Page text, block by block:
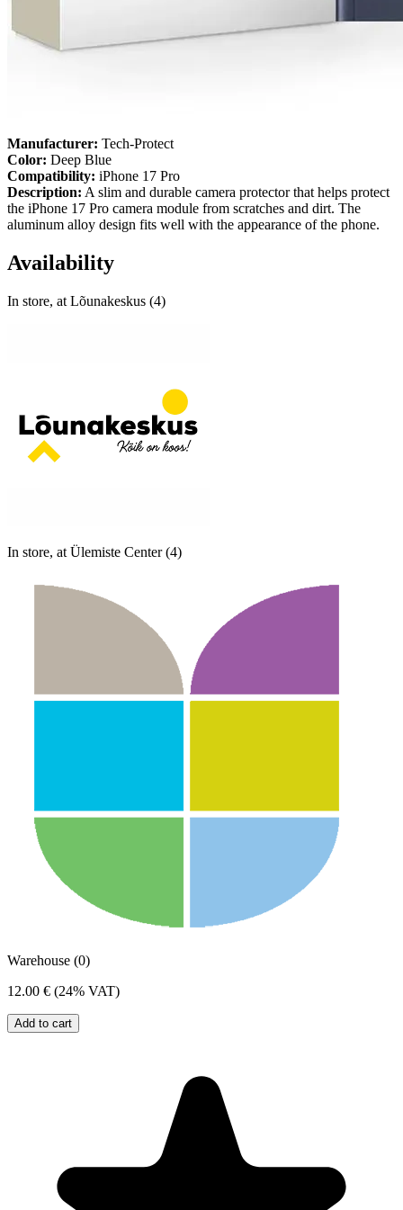
Manufacturer: Tech-Protect
Color: Deep Blue
Compatibility: iPhone 17 Pro
Description: A slim and durable camera protector that helps protect
the iPhone 17 Pro camera module from scratches and dirt. The
aluminum alloy design fits well with the appearance of the phone.
Availability
In store, at Lõunakeskus (4)
In store, at Ülemiste Center (4)
Warehouse (0)
12.00 € (24% VAT)
Add to cart